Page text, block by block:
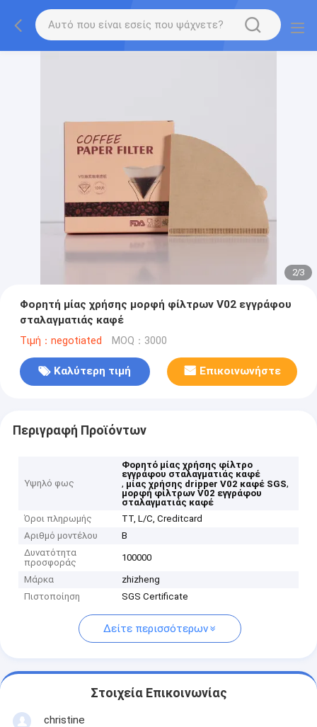
2/3
Φορητή μίας χρήσης μορφή φίλτρων V02 εγγράφου
σταλαγματιάς καφέ
Τιμή：negotiated MOQ：3000
Καλύτερη τιμή Επικοινωνήστε
Περιγραφή Προϊόντων
Υψηλό φως
Φορητό μίας χρήσης φίλτρο
εγγράφου σταλαγματιάς καφέ
, μίας χρήσης dripper V02 καφέ SGS,
μορφή φίλτρων V02 εγγράφου
σταλαγματιάς καφέ
Όροι πληρωμής
TT, L/C, Creditcard
Αριθμό μοντέλου
Β
Δυνατότητα
προσφοράς
100000
Μάρκα
zhizheng
Πιστοποίηση
SGS Certificate
Δείτε περισσότερων
Στοιχεία Επικοινωνίας
christine